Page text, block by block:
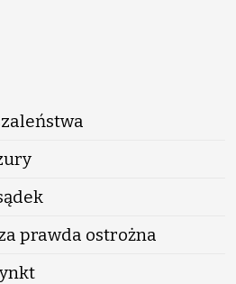
prawda ostrożna